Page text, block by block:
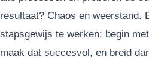
resultaat? Chaos en weerstand.
stapsgewijs te werken: begin
maak dat succesvol, en breid